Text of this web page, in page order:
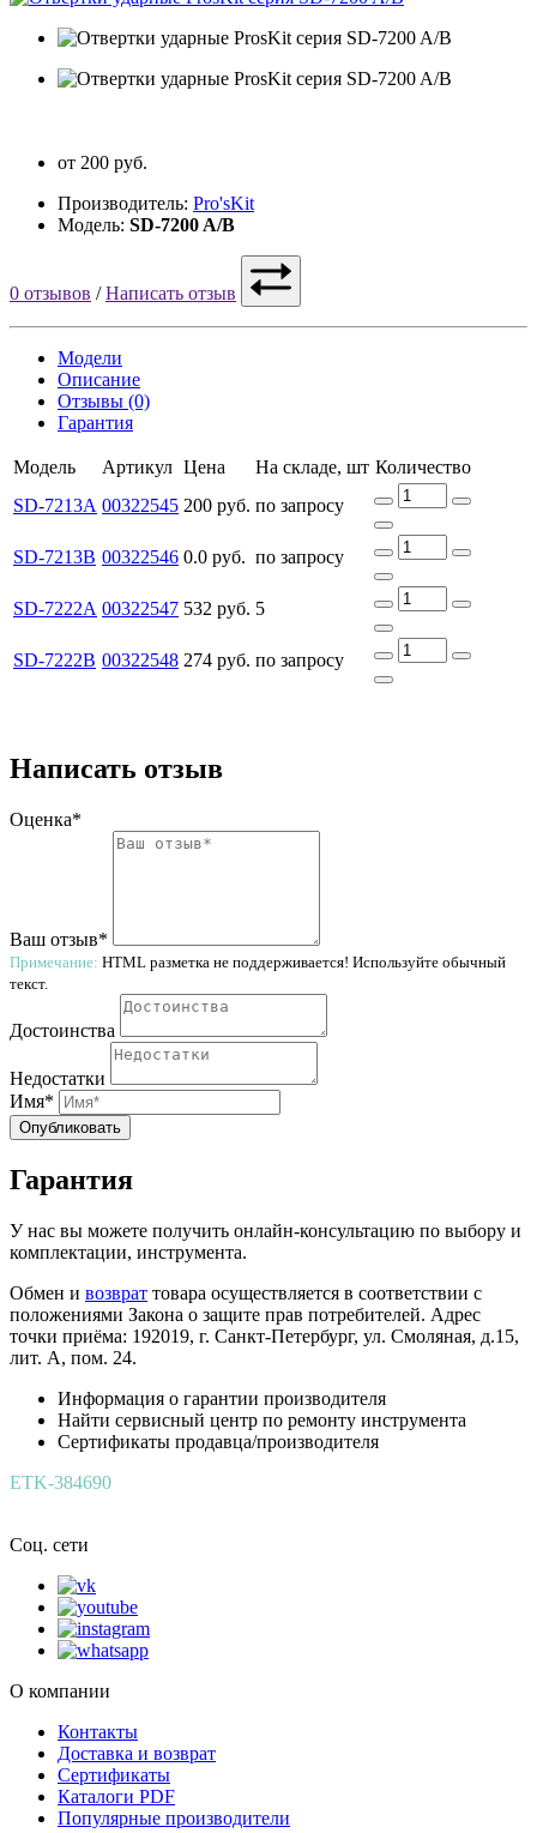
от 200 руб.
Производитель: Pro'sKit
Модель: SD-7200 A/B
0 отзывов /Написать отзыв
Модели
Описание
Отзывы (0)
Гарантия
Модель Артикул Цена На складе, шт Количество
SD-7213A 00322545 200 руб. по запросу
SD-7213B 00322546 0.0 руб. по запросу
SD-7222A 00322547 532 руб. 5
SD-7222B 00322548 274 руб. по запросу
Написать отзыв
Оценка*
Ваш отзыв*
Примечание: HTML разметка не поддерживается! Используйте обычный
текст.
Достоинства
Недостатки
Имя*
Опубликовать
Гарантия
У нас вы можете получить онлайн-консультацию по выбору и
комплектации, инструмента.
Обмен и возврат товара осуществляется в соответствии с
положениями Закона о защите прав потребителей. Адрес
точки приёма: 192019, г. Санкт-Петербург, ул. Смоляная, д.15,
лит. А, пом. 24.
Информация о гарантии производителя
Найти сервисный центр по ремонту инструмента
Сертификаты продавца/производителя
ETK-384690
Соц. сети
О компании
Контакты
Доставка и возврат
Сертификаты
Каталоги PDF
Популярные производители